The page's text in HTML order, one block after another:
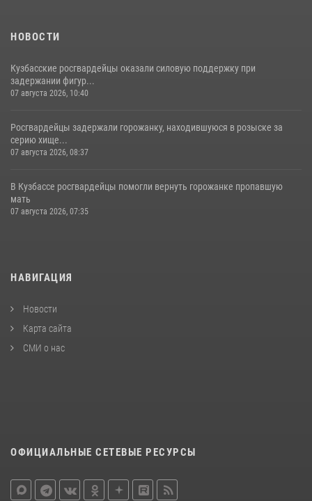
НОВОСТИ
Кузбасские росгвардейцы оказали силовую поддержку при
задержании фигур...
07 августа 2026, 10:40
Росгвардейцы задержали горожанку, находившуюся в розыске за
серию хище...
07 августа 2026, 08:37
В Кузбассе росгвардейцы помогли вернуть горожанке пропавшую
мать
07 августа 2026, 07:35
НАВИГАЦИЯ
Новости
Карта сайта
СМИ о нас
ОФИЦИАЛЬНЫЕ СЕТЕВЫЕ РЕСУРСЫ